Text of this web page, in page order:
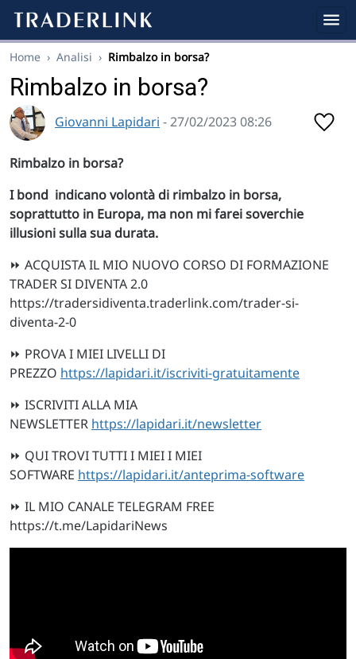
Home › Analisi › Rimbalzo in borsa?
Rimbalzo in borsa?
Giovanni Lapidari - 27/02/2023 08:26
Rimbalzo in borsa?
I bond indicano volontà di rimbalzo in borsa,
soprattutto in Europa, ma non mi farei soverchie
illusioni sulla sua durata.
⏩ ACQUISTA IL MIO NUOVO CORSO DI FORMAZIONE
TRADER SI DIVENTA 2.0
https://tradersidiventa.traderlink.com/trader-si-
diventa-2-0
⏩ PROVA I MIEI LIVELLI DI
PREZZO https://lapidari.it/iscriviti-gratuitamente
⏩ ISCRIVITI ALLA MIA
NEWSLETTER https://lapidari.it/newsletter
⏩ QUI TROVI TUTTI I MIEI I MIEI
SOFTWARE https://lapidari.it/anteprima-software
⏩ IL MIO CANALE TELEGRAM FREE
https://t.me/LapidariNews